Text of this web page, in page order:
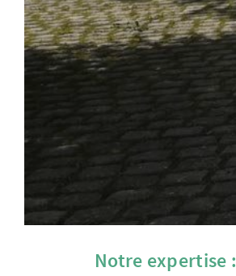
Notre expertise :